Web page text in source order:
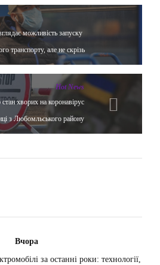
можливість запуску
транспорту, але не скрізь
Hot News
хворих на коронавірус
з Любомльського району
Вчора
за останні роки: технології,